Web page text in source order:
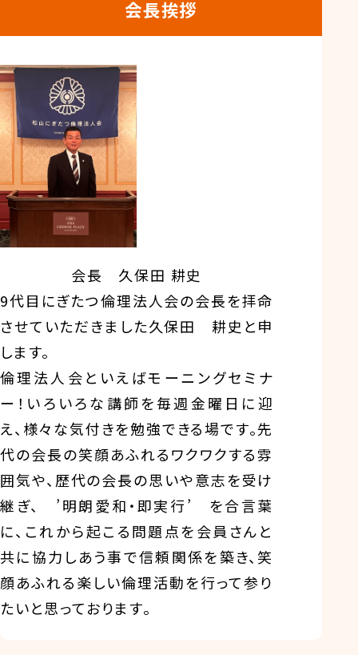
会長挨拶
会長 久保田 耕史
9代目にぎたつ倫理法人会の会長を拝命
させていただきました久保田 耕史と申
します。
倫理法人会といえばモーニングセミナ
ー！いろいろな講師を毎週金曜日に迎
え、様々な気付きを勉強できる場です。先
代の会長の笑顔あふれるワクワクする雰
囲気や、歴代の会長の思いや意志を受け
継ぎ、 ’明朗愛和・即実行’ を合言葉
に、これから起こる問題点を会員さんと
共に協力しあう事で信頼関係を築き、笑
顔あふれる楽しい倫理活動を行って参り
たいと思っております。